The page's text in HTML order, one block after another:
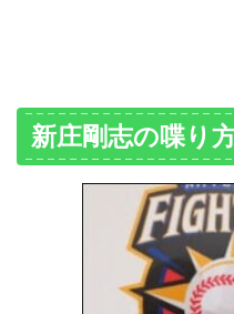
新庄剛志の喋り